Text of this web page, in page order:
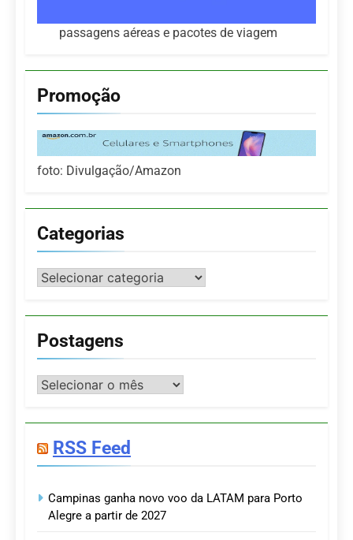
passagens aéreas e pacotes de viagem
Promoção
foto: Divulgação/Amazon
Categorias
Categorias
Postagens
Postagens
RSS Feed
Campinas ganha novo voo da LATAM para Porto
Alegre a partir de 2027